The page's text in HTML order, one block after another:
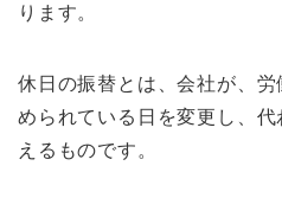
ります。
休日の振替とは、会社が、
められている日を変更し、
えるものです。